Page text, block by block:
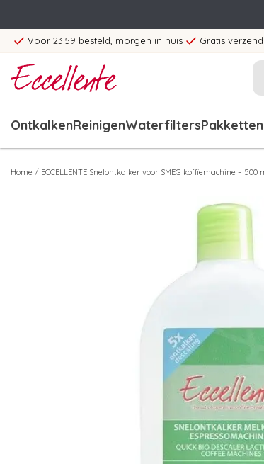
Voor 23:59 besteld, morgen in huis Gratis
OntkalkenReinigenWaterfiltersPakketten
Home / ECCELLENTE Snelontkalker voor SMEG koffiemachine – 500